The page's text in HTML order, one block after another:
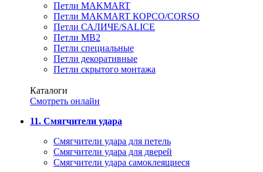
Петли MAKMART
Петли MAKMART КОРСО/CORSO
Петли САЛИЧЕ/SALICE
Петли MB2
Петли специальные
Петли декоративные
Петли скрытого монтажа
Каталоги
Смотреть онлайн
11. Смягчители удара
Смягчители удара для петель
Смягчители удара для дверей
Cмягчители удара самоклеящиеся